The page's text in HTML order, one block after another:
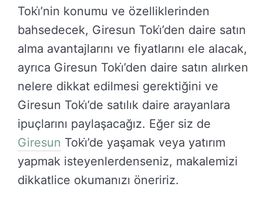
Toki̇’nin konumu ve özelliklerinden
bahsedecek, Giresun Toki̇’den daire satın
alma avantajlarını ve fiyatlarını ele alacak,
ayrıca Giresun Toki̇’den daire satın alırken
nelere dikkat edilmesi gerektiğini ve
Giresun Toki̇’de satılık daire arayanlara
ipuçlarını paylaşacağız. Eğer siz de
Giresun Toki̇’de yaşamak veya yatırım
yapmak isteyenlerdenseniz, makalemizi
dikkatlice okumanızı öneririz.